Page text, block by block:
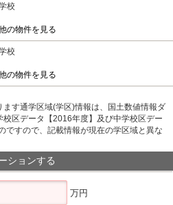
校
の物件を見る
校
の物件を見る
す通学区域(学区)情報は、国土数値情報ダ
区データ【2016年度】及び中学校区デー
ですので、記載情報が現在の学区域と異な
ションする
万円